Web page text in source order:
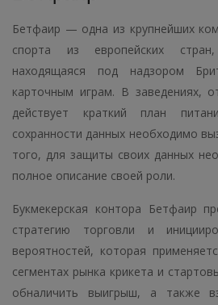
Бетфаир — одна из крупнейших
спорта из европейских
находящаяся под надзором
карточным играм. В заведениях,
действует краткий план
сохранности данных необходимо
того, для защиты своих данных
полное описание своей роли.
Букмекерская контора Бетфаир
стратегию торговли и
вероятностей, которая
сегментах рынка крикета и
обналичить выигрыш, а также